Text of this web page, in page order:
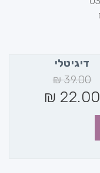
דיגיטלי
39.00
₪
22.00
₪